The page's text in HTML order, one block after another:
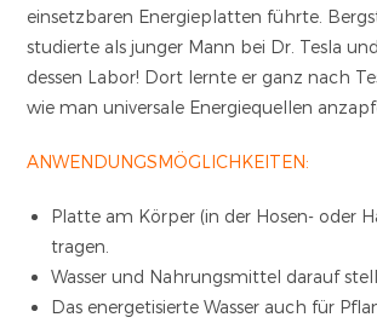
einsetzbaren Energieplatten führte.
studierte als junger Mann bei Dr. Tesla
dessen Labor! Dort lernte er ganz nach
wie man universale Energiequellen
ANWENDUNGSMÖGLICHKEITEN:
Platte am Körper (in der Hosen- oder
tragen.
Wasser und Nahrungsmittel darauf
Das energetisierte Wasser auch für